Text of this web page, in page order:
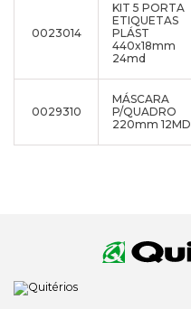
0023014
KIT 5 PORTA
ETIQUETAS
PLÁST
440x18mm
24md
0029310
MÁSCARA
P/QUADRO
220mm 12MD